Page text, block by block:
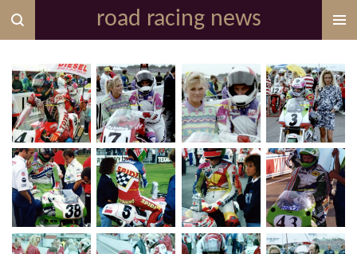
Zum
Hauptinhalt
road racing news